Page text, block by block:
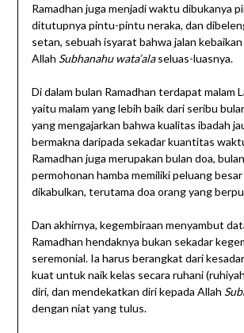
Ramadhan juga menjadi waktu dibukanya
ditutupnya pintu-pintu neraka, dan
setan, sebuah isyarat bahwa jalan
Allah Subhanahu wata’alaseluas-luasnya.
Di dalam bulan Ramadhan terdapat malam
yaitu malam yang lebih baik dari seribu
yang mengajarkan bahwa kualitas ibadah
bermakna daripada sekadar kuantitas
Ramadhan juga merupakan bulan doa,
permohonan hamba memiliki peluang
dikabulkan, terutama doa orang yang
Dan akhirnya, kegembiraan menyambut
Ramadhan hendaknya bukan sekadar
seremonial. Ia harus berangkat dari
kuat untuk naik kelas secara ruhani
diri, dan mendekatkan diri kepada Allah
dengan niat yang tulus.